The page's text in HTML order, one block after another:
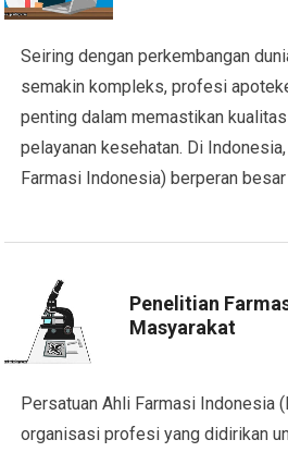
Seiring dengan perkembangan
semakin kompleks, profesi
penting dalam memastikan
pelayanan kesehatan. Di
Farmasi Indonesia) berperan
Penelitian
Masyarakat
Persatuan Ahli Farmasi Indonesia
organisasi profesi yang didirikan